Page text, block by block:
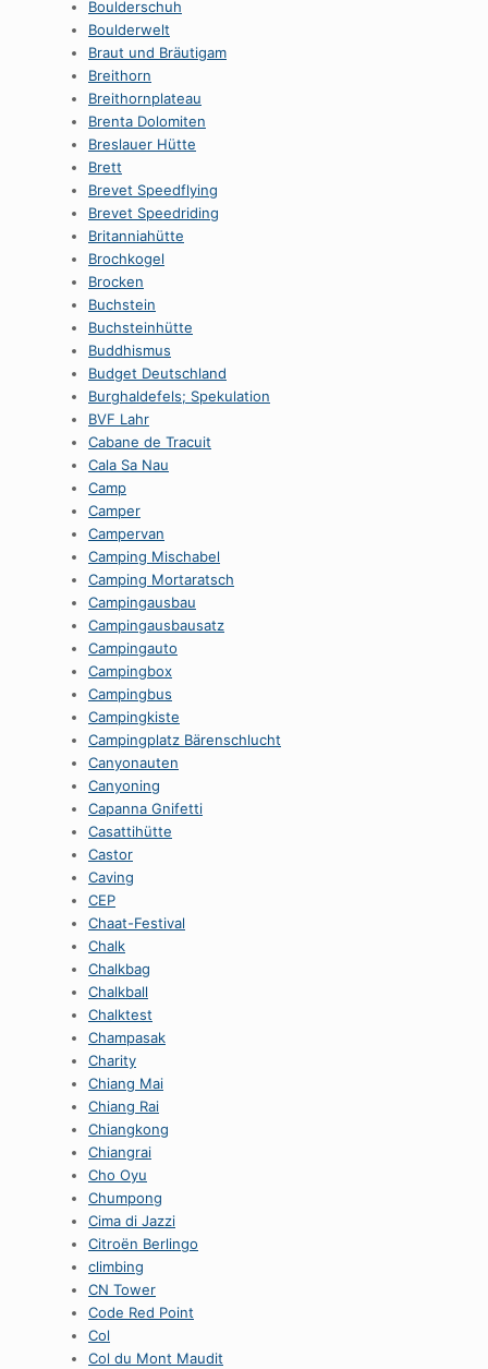
Boulderschuh
Boulderwelt
Braut und Bräutigam
Breithorn
Breithornplateau
Brenta Dolomiten
Breslauer Hütte
Brett
Brevet Speedflying
Brevet Speedriding
Britanniahütte
Brochkogel
Brocken
Buchstein
Buchsteinhütte
Buddhismus
Budget Deutschland
Burghaldefels; Spekulation
BVF Lahr
Cabane de Tracuit
Cala Sa Nau
Camp
Camper
Campervan
Camping Mischabel
Camping Mortaratsch
Campingausbau
Campingausbausatz
Campingauto
Campingbox
Campingbus
Campingkiste
Campingplatz Bärenschlucht
Canyonauten
Canyoning
Capanna Gnifetti
Casattihütte
Castor
Caving
CEP
Chaat-Festival
Chalk
Chalkbag
Chalkball
Chalktest
Champasak
Charity
Chiang Mai
Chiang Rai
Chiangkong
Chiangrai
Cho Oyu
Chumpong
Cima di Jazzi
Citroën Berlingo
climbing
CN Tower
Code Red Point
Col
Col du Mont Maudit